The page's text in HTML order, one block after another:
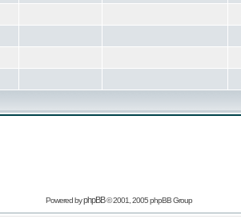
Powered byphpBB© 2001, 2005 phpBB Group